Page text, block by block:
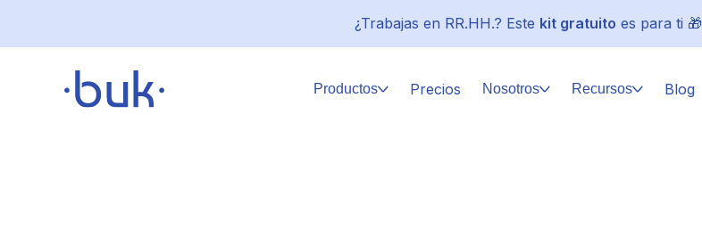
¿Trabajas en RR.HH.? Este kit gratuito es para ti 🎁
Productos Precios Nosotros Recursos Blog